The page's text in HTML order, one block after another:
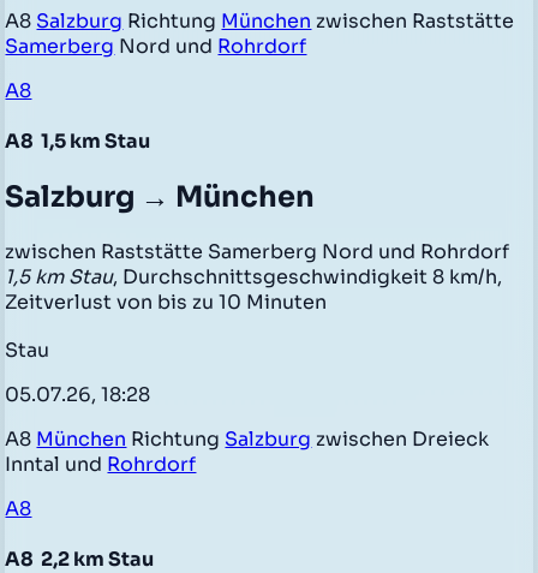
A8 Salzburg Richtung München zwischen Raststätte
Samerberg Nord und Rohrdorf
A8
A8 1,5 km Stau
Salzburg → München
zwischen Raststätte Samerberg Nord und Rohrdorf
1,5 km Stau, Durchschnittsgeschwindigkeit 8 km/h,
Zeitverlust von bis zu 10 Minuten
Stau
05.07.26, 18:28
A8 München Richtung Salzburg zwischen Dreieck
Inntal und Rohrdorf
A8
A8 2,2 km Stau